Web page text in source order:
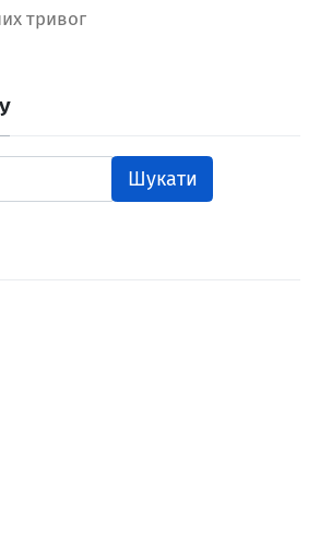
тривог
Шукати